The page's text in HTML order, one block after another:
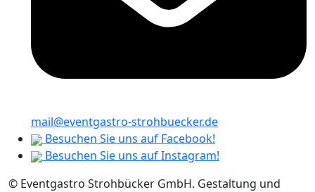
mail@eventgastro-strohbuecker.de
Besuchen Sie uns auf Facebook!
Besuchen Sie uns auf Instagram!
© Eventgastro Strohbücker GmbH. Gestaltung und